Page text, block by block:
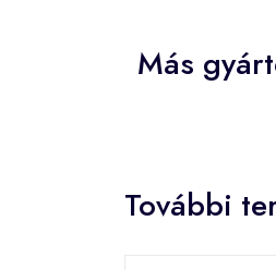
Más
További